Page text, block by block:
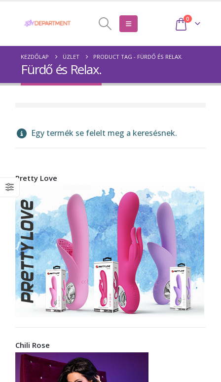
0
KEZDŐLAP ÜZLET PRODUCT TAG - FÜRDŐ ÉS RELAX.
Fürdő és Relax.
Egy termék se felelt meg a keresésnek.
Pretty Love
Chili Rose